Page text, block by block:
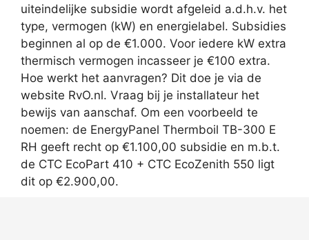
uiteindelijke subsidie wordt afgeleid a.d.h.v. het
type, vermogen (kW) en energielabel. Subsidies
beginnen al op de €1.000. Voor iedere kW extra
thermisch vermogen incasseer je €100 extra.
Hoe werkt het aanvragen? Dit doe je via de
website RvO.nl. Vraag bij je installateur het
bewijs van aanschaf. Om een voorbeeld te
noemen: de EnergyPanel Thermboil TB-300 E
RH geeft recht op €1.100,00 subsidie en m.b.t.
de CTC EcoPart 410 + CTC EcoZenith 550 ligt
dit op €2.900,00.